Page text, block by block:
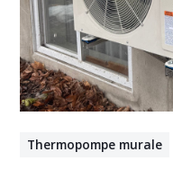
Thermopompe murale